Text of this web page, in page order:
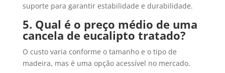
suporte para garantir estabilidade e durabilidade.
5. Qual é o preço médio de uma
cancela de eucalipto tratado?
O custo varia conforme o tamanho e o tipo de
madeira, mas é uma opção acessível no mercado.